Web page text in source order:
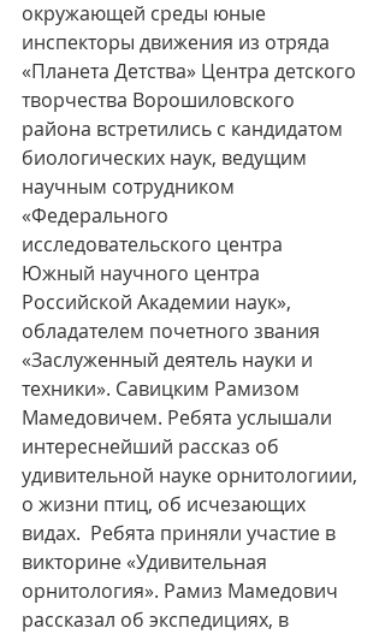
окружающей среды юные
инспекторы движения из отряда
«Планета Детства» Центра детского
творчества Ворошиловского
района встретились с кандидатом
биологических наук, ведущим
научным сотрудником
«Федерального
исследовательского центра
Южный научного центра
Российской Академии наук»,
обладателем почетного звания
«Заслуженный деятель науки и
техники». Савицким Рамизом
Мамедовичем. Ребята услышали
интереснейший рассказ об
удивительной науке орнитологиии,
о жизни птиц, об исчезающих
видах.  Ребята приняли участие в
викторине «Удивительная
орнитология». Рамиз Мамедович
рассказал об экспедициях, в